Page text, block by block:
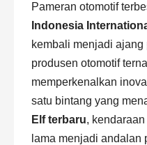
Pameran otomotif
Indonesia
kembali menjadi
produsen otomotif
memperkenalkan
satu bintang yang
Elf terbaru,
lama menjadi andalan